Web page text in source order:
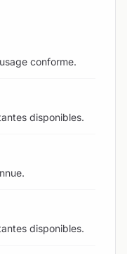
conforme.
disponibles.
disponibles.